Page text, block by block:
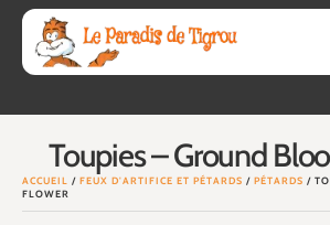
Toupies – Ground
ACCUEIL / FEUX D'ARTIFICE ET PÉTARDS / PÉTARDS /
FLOWER